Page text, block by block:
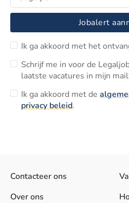
Jobalert
Ik ga akkoord met het
Schrijf me in voor de
laatste vacatures in mijn
Ik ga akkoord met de
privacy beleid.
Contacteer ons
Over ons